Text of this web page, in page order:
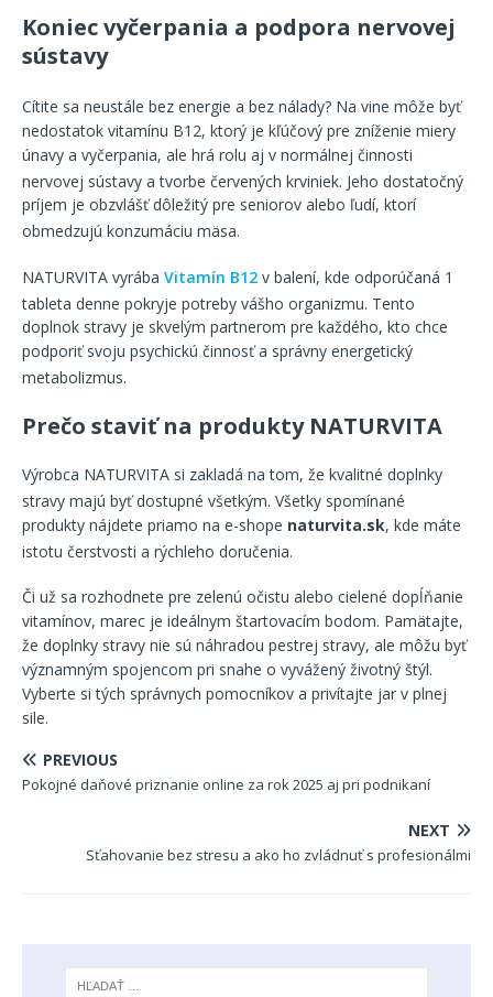
Koniec vyčerpania a podpora nervovej
sústavy
Cítite sa neustále bez energie a bez nálady? Na vine môže byť
nedostatok vitamínu B12, ktorý je kľúčový pre zníženie miery
únavy a vyčerpania, ale hrá rolu aj v normálnej činnosti
nervovej sústavy a tvorbe červených krviniek. Jeho dostatočný
príjem je obzvlášť dôležitý pre seniorov alebo ľudí, ktorí
obmedzujú konzumáciu mäsa.
NATURVITA vyrába Vitamín B12 v balení, kde odporúčaná 1
tableta denne pokryje potreby vášho organizmu. Tento
doplnok stravy je skvelým partnerom pre každého, kto chce
podporiť svoju psychickú činnosť a správny energetický
metabolizmus.
Prečo staviť na produkty NATURVITA
Výrobca NATURVITA si zakladá na tom, že kvalitné doplnky
stravy majú byť dostupné všetkým. Všetky spomínané
produkty nájdete priamo na e-shope naturvita.sk, kde máte
istotu čerstvosti a rýchleho doručenia.
Či už sa rozhodnete pre zelenú očistu alebo cielené dopĺňanie
vitamínov, marec je ideálnym štartovacím bodom. Pamätajte,
že doplnky stravy nie sú náhradou pestrej stravy, ale môžu byť
významným spojencom pri snahe o vyvážený životný štýl.
Vyberte si tých správnych pomocníkov a privítajte jar v plnej
sile.
PREVIOUS
Pokojné daňové priznanie online za rok 2025 aj pri podnikaní
NEXT
Sťahovanie bez stresu a ako ho zvládnuť s profesionálmi